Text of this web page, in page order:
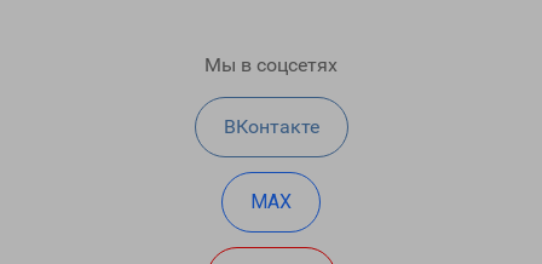
Мы в соцсетях
ВКонтакте
MAX